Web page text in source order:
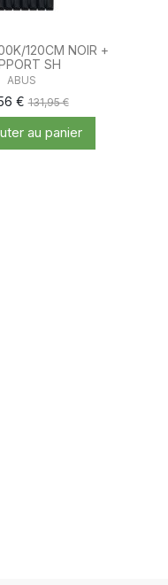
120CM NOIR +
SH
ABUS
€131,95 €
au panier